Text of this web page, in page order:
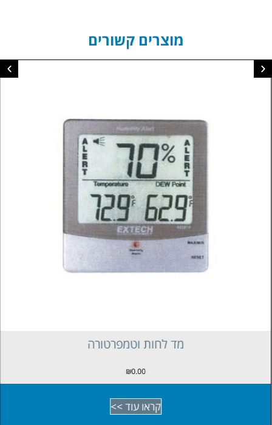
מוצרים קשורים
מד לחות וטמפרטורה
₪0.00
קראו עוד >>